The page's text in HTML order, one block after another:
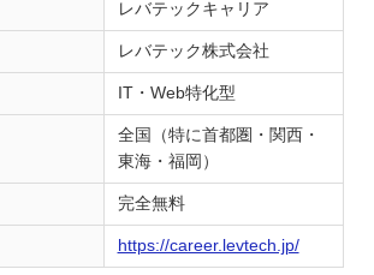
レバテックキャリア
レバテック株式会社
IT・Web特化型
全国（特に首都圏・関西・
東海・福岡）
完全無料
https://career.levtech.jp/